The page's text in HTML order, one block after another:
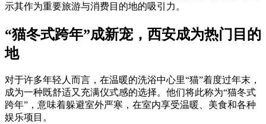
示其作为重要旅游与消费目的地的吸引力。
“猫冬式跨年”成新宠，西安成为热门目的
地
对于许多年轻人而言，在温暖的洗浴中心里“猫”着度过年末，
成为一种既舒适又充满仪式感的选择。他们将此称为“猫冬式
跨年”，意味着躲避室外严寒，在室内享受温暖、美食和各种
娱乐项目。